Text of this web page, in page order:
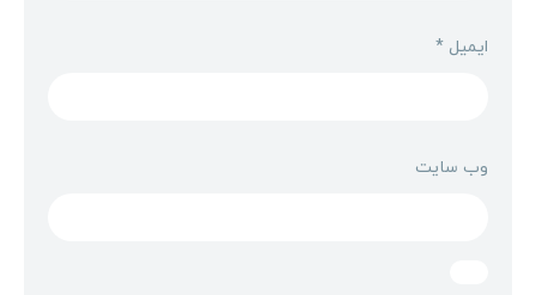
ایمیل *
وب‌ سایت